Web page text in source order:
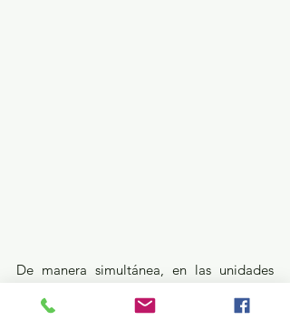
De manera simultánea, en las unidades
cirugías, estudios de laboratorio y